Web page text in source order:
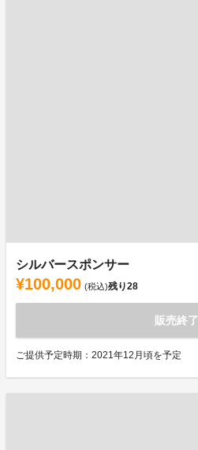
シルバースポンサー
¥100,000 (税込)残り28
販売終了
ご提供予定時期：2021年12月頃を予定